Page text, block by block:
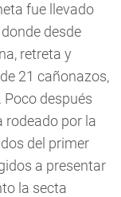
fue llevado
desde
retreta y
21 cañonazos,
Poco después
rodeado por la
del primer
a presentar
la secta